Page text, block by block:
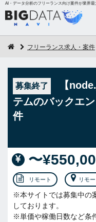
AI・データ分析のフリーランス向け案件が業界最
フリーランス求人・案件
募集終了
【
テムのバックエ
件
〜
リモート リモー
※本サイトでは募集中の
しております。
※単価や稼働日数など条